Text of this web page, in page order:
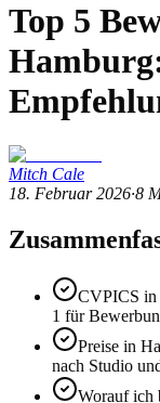
Top 5
Mitch Cale
18. Februar 2026·8
CVPICS in
1 für
Preise in
nach Studio
Worauf ich